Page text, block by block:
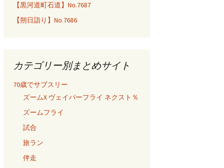
【黒河道町石道】No.7687
【朔日詣り】No.7686
カテゴリー別まとめサイト
70歳でサブスリー
ズームX ヴェイパーフライ ネクスト％
ズームフライ
試合
旅ラン
伴走